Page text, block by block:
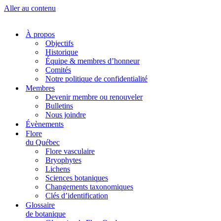
Aller au contenu
À propos
Objectifs
Historique
Équipe & membres d’honneur
Comités
Notre politique de confidentialité
Membres
Devenir membre ou renouveler
Bulletins
Nous joindre
Évènements
Flore
du Québec
Flore vasculaire
Bryophytes
Lichens
Sciences botaniques
Changements taxonomiques
Clés d’identification
Glossaire
de botanique